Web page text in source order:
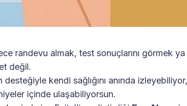
randevu almak, test sonuçlarını görmek
değil.
kendi sağlığını anında
içinde ulaşabiliyorsun.